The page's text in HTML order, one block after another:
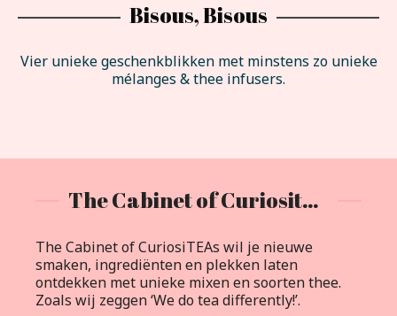
Bisous, Bisous
Vier unieke geschenkblikken met minstens zo unieke
mélanges & thee infusers.
The Cabinet of Curiositeas
The Cabinet of CuriosiTEAs wil je nieuwe
smaken, ingrediënten en plekken laten
ontdekken met unieke mixen en soorten thee.
Zoals wij zeggen ‘We do tea differently!’.